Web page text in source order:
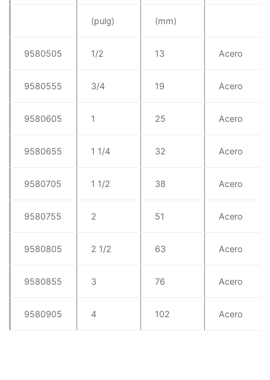
(pulg) (mm)
9580505 1/2 13 Acero
9580555 3/4 19 Acero
9580605 1 25 Acero
9580655 1 1/4 32 Acero
9580705 1 1/2 38 Acero
9580755 2 51 Acero
9580805 2 1/2 63 Acero
9580855 3 76 Acero
9580905 4 102 Acero